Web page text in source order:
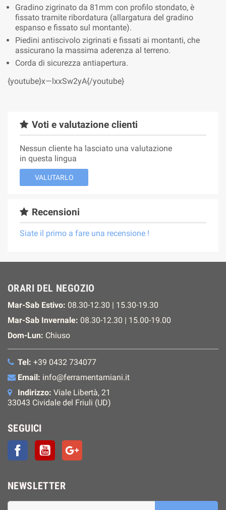
Gradino zigrinato da 81mm con profilo stondato, è
fissato tramite ribordatura (allargatura del gradino
espanso e fissato sul montante).
Piedini antiscivolo zigrinati e fissati ai montanti, che
assicurano la massima aderenza al terreno.
Corda di sicurezza antiapertura.
{youtube}x—lxxSw2yA{/youtube}
Voti e valutazione clienti
Nessun cliente ha lasciato una valutazione
in questa lingua
VALUTARLO
Recensioni
Siate il primo a fare una recensione !
ORARI DEL NEGOZIO
Mar-Sab Estivo: 08.30-12.30 | 15.30-19.30
Mar-Sab Invernale: 08.30-12.30 | 15.00-19.00
Dom-Lun: Chiuso
Tel: +39 0432 734077
Email: info@ferramentamiani.it
Indirizzo: Viale Libertà, 21
33043 Cividale del Friuli (UD)
SEGUICI
FacebookYouTube
NEWSLETTER